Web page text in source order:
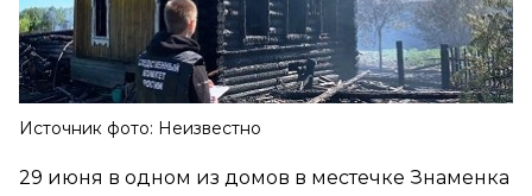
Источник фото: Неизвестно
29 июня в одном из домов в местечке Знаменка